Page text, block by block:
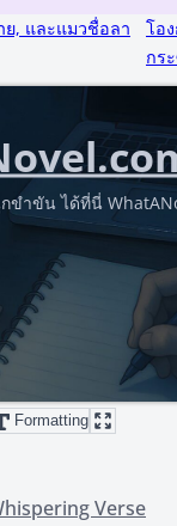
ย, และแมวชื่อลา
โอ
กร
ขำขัน ได้ที่นี่
Formatting
Verse